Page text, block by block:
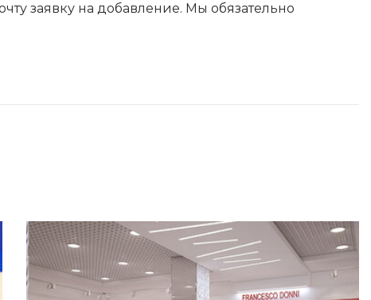
заявку на добавление. Мы обязательно